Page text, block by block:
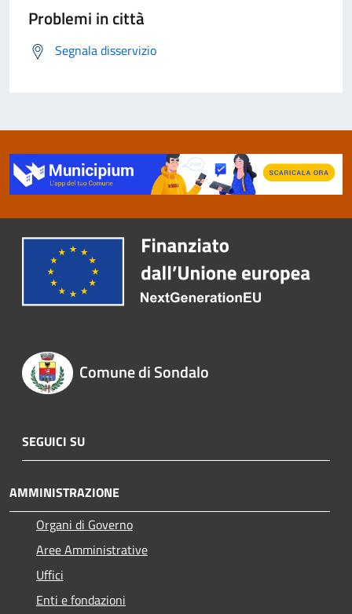
Problemi in città
Segnala disservizio
Comune di Sondalo
SEGUICI SU
AMMINISTRAZIONE
Organi di Governo
Aree Amministrative
Uffici
Enti e fondazioni